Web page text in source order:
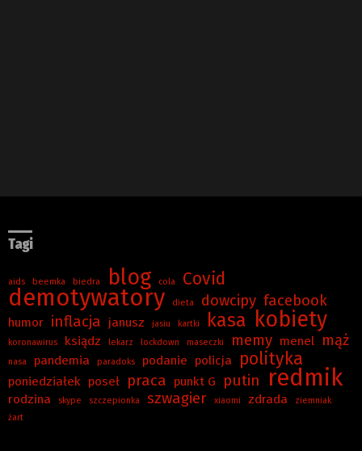
Tagi
aids beemka biedra blog cola Covid
demotywatory dieta dowcipy facebook
humor inflacja janusz jasiu kartki kasa kobiety
koronawirus ksiądz lekarz lockdown maseczki memy menel mąż
nasa pandemia paradoks podanie policja polityka
poniedziałek poseł praca punkt G putin redmik
rodzina skype szczepionka szwagier xiaomi zdrada
ziemniak
żart